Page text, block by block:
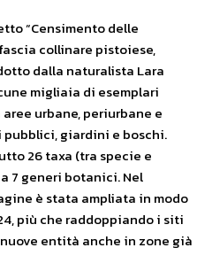
“Censimento delle
collinare pistoiese,
dalla naturalista Lara
migliaia di esemplari
urbane, periurbane e
giardini e boschi.
26 taxa (tra specie e
7 generi botanici. Nel
è stata ampliata in modo
più che raddoppiando i siti
entità anche in zone già